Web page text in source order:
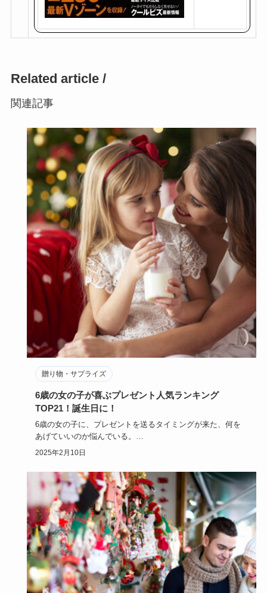
Related article /
関連記事
贈り物・サプライズ
6歳の女の子が喜ぶプレゼント人気ランキング
TOP21！誕生日に！
6歳の女の子に、プレゼントを送るタイミングが来た、何を
あげていいのか悩んでいる。
6歳の女の子に、人気なものをプレゼント…
2025年2月10日